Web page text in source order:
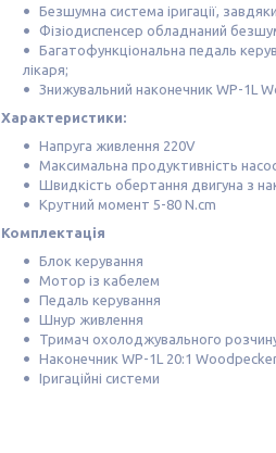
Безшумна система іригації,
Фізіодиспенсер обладнаний
Багатофункціональна педаль
лікаря;
Знижувальний наконечник WP-1L
Характеристики:
Напруга живлення 220V
Максимальна продуктивність
Швидкість обертання двигуна з
Крутний момент 5-80 N.cm
Комплектація
Блок керування
Мотор із кабелем
Педаль керування
Шнур живлення
Тримач охолоджувального
Наконечник WP-1L 20:1
Іригаційні системи